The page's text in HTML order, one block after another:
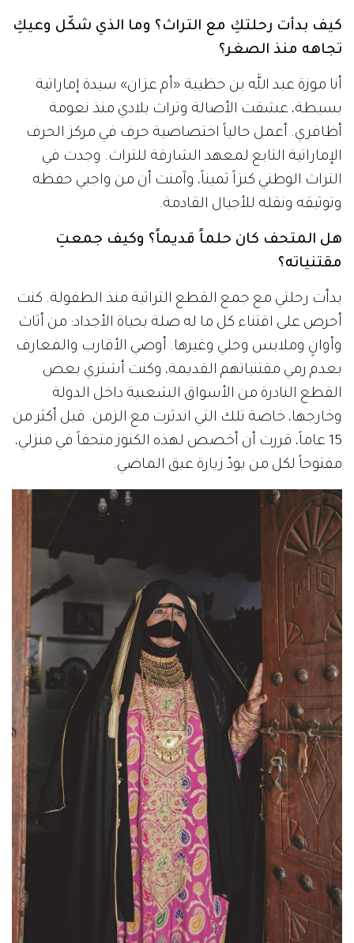
كيف بدأت رحلتكِ مع التراث؟ وما الذي شكّل وعيكِ
تجاهه منذ الصغر؟
أنا موزة عبد الله بن حظيبة «أم عزان» سيدة إماراتية
بسيطة، عشقت الأصالة وتراث بلادي منذ نعومة
أظافري. أعمل حالياً اختصاصية حرف في مركز الحرف
الإماراتية التابع لمعهد الشارقة للتراث. وجدت في
التراث الوطني كنزاً ثميناً، وآمنت أن من واجبي حفظه
وتوثيقه ونقله للأجيال القادمة.
هل المتحف كان حلماً قديماً؟ وكيف جمعتِ
مقتنياته؟
بدأت رحلتي مع جمع القطع التراثية منذ الطفولة. كنت
أحرص على اقتناء كل ما له صلة بحياة الأجداد: من أثاث
وأوانٍ وملابس وحلي وغيرها. أوصي الأقارب والمعارف
بعدم رمي مقتنياتهم القديمة، وكنت أشتري بعض
القطع النادرة من الأسواق الشعبية داخل الدولة
وخارجها، خاصة تلك التي اندثرت مع الزمن. قبل أكثر من
15 عاماً، قررت أن أخصص لهذه الكنوز متحفاً في منزلي،
مفتوحاً لكل من يودّ زيارة عبق الماضي.